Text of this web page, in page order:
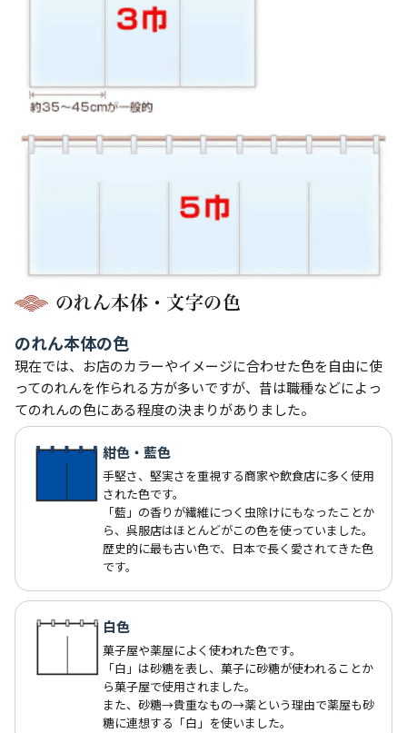
のれん本体・文字の色
のれん本体の色
現在では、お店のカラーやイメージに合わせた色を自由に使
ってのれんを作られる方が多いですが、昔は職種などによっ
てのれんの色にある程度の決まりがありました。
紺色・藍色
手堅さ、堅実さを重視する商家や飲食店に多く使用
された色です。
「藍」の香りが繊維につく虫除けにもなったことか
ら、呉服店はほとんどがこの色を使っていました。
歴史的に最も古い色で、日本で長く愛されてきた色
です。
白色
菓子屋や薬屋によく使われた色です。
「白」は砂糖を表し、菓子に砂糖が使われることか
ら菓子屋で使用されました。
また、砂糖→貴重なもの→薬という理由で薬屋も砂
糖に連想する「白」を使いました。